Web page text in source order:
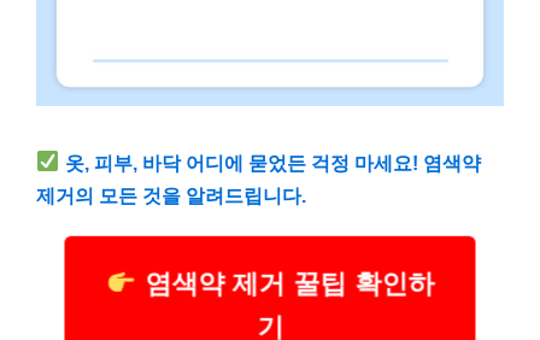
옷, 피부, 바닥 어디에 묻었든 걱정 마세요! 염색약
제거의 모든 것을 알려드립니다.
염색약 제거 꿀팁 확인하
기